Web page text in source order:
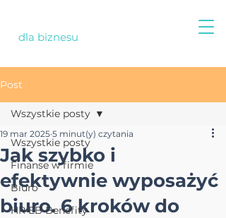
dla biznesu
Post
Wszystkie posty
Finanse w firmie
Biuro
HR EB Benefity
Wszystkie posty
Jak szybko i
efektywnie wyposażyć
biuro. 6 kroków do
19 mar 2025 5 minut(y) czytania